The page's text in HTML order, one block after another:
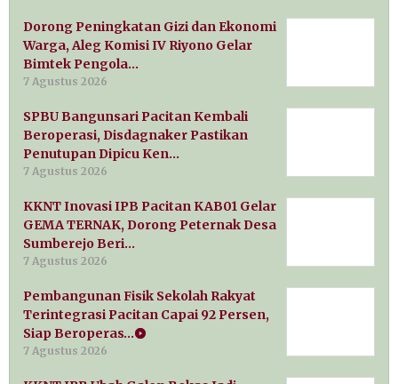
Dorong Peningkatan Gizi dan Ekonomi
Warga, Aleg Komisi IV Riyono Gelar
Bimtek Pengola…
7 Agustus 2026
SPBU Bangunsari Pacitan Kembali
Beroperasi, Disdagnaker Pastikan
Penutupan Dipicu Ken…
7 Agustus 2026
KKNT Inovasi IPB Pacitan KAB01 Gelar
GEMA TERNAK, Dorong Peternak Desa
Sumberejo Beri…
7 Agustus 2026
Pembangunan Fisik Sekolah Rakyat
Terintegrasi Pacitan Capai 92 Persen,
Siap Beroperas…
7 Agustus 2026